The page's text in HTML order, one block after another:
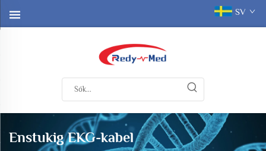
SV
Enstukig EKG-kabel